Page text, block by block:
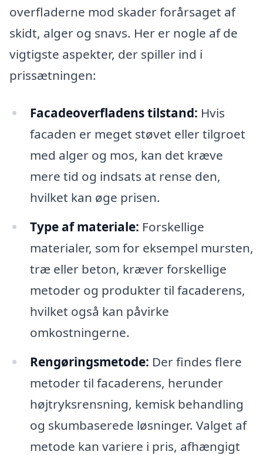
overfladerne mod skader forårsaget af
skidt, alger og snavs. Her er nogle af de
vigtigste aspekter, der spiller ind i
prissætningen:
Facadeoverfladens tilstand: Hvis
facaden er meget støvet eller tilgroet
med alger og mos, kan det kræve
mere tid og indsats at rense den,
hvilket kan øge prisen.
Type af materiale: Forskellige
materialer, som for eksempel mursten,
træ eller beton, kræver forskellige
metoder og produkter til facaderens,
hvilket også kan påvirke
omkostningerne.
Rengøringsmetode: Der findes flere
metoder til facaderens, herunder
højtryksrensning, kemisk behandling
og skumbaserede løsninger. Valget af
metode kan variere i pris, afhængigt